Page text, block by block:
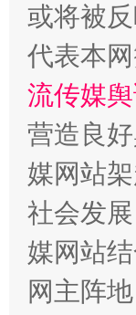
在谋
或将被
代表本
流传媒
营造良
媒网站
社会发
媒网站
网主阵